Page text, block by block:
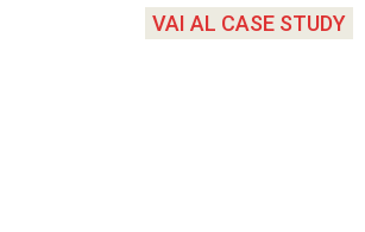
VAI AL CASE STUDY